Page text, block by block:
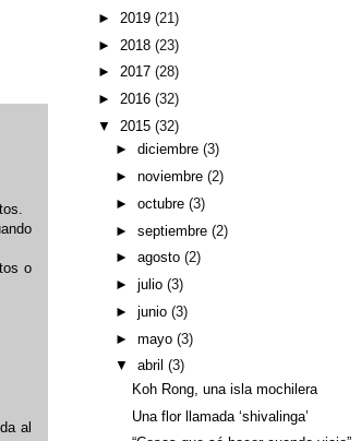
o
al
► 2019 (21)
► 2018 (23)
► 2017 (28)
► 2016 (32)
▼ 2015 (32)
► diciembre (3)
► noviembre (2)
► octubre (3)
► septiembre (2)
► agosto (2)
► julio (3)
► junio (3)
► mayo (3)
▼ abril (3)
Koh Rong, una isla mochilera
Una flor llamada ‘shivalinga’